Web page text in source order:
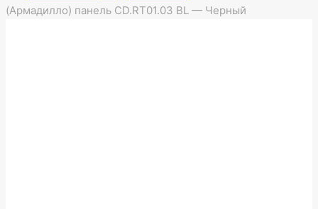
(Армадилло) панель CD.RT01.03 BL — Черный